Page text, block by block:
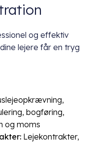
og effektiv
lejere får en tryg
bogføring,
og moms
Lejekontrakter,